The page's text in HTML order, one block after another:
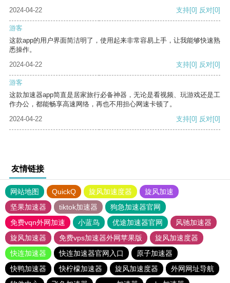
2024-04-22 支持[0] 反对[0]
游客
这款app的用户界面简洁明了，使用起来非常容易上手，让我能够快速熟
悉操作。
2024-04-22
支持[0] 反对[0]
游客
这款加速器app简直是居家旅行必备神器，无论是看视频、玩游戏还是工
作办公，都能畅享高速网络，再也不用担心网速卡顿了。
2024-04-22
支持[0] 反对[0]
友情链接
网站地图 QuickQ 旋风加速度器
旋风加速
坚果加速器
tiktok加速器
狗急加速器官网
免费vqn外网加速
小蓝鸟 优途加速器官网
风驰加速器
旋风加速器
免费vps加速器外网苹果版
旋风加速度器
快连加速器
快连加速器官网入口
原子加速器
快鸭加速器
快柠檬加速器 旋风加速度器
外网网址导航